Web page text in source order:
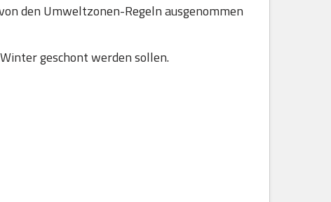
den Umweltzonen-Regeln ausgenommen
geschont werden sollen.